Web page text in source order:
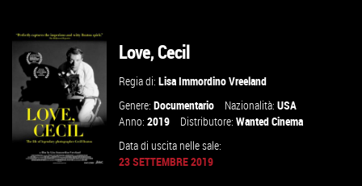
GUARDA IL TRAILER
VAI ALLA SCHEDA
Love, Cecil
Regia di:Lisa Immordino Vreeland
Genere:Documentario Nazionalità:USA
Anno:2019 Distributore:Wanted Cinema
Data di uscita nelle sale:
23 SETTEMBRE 2019